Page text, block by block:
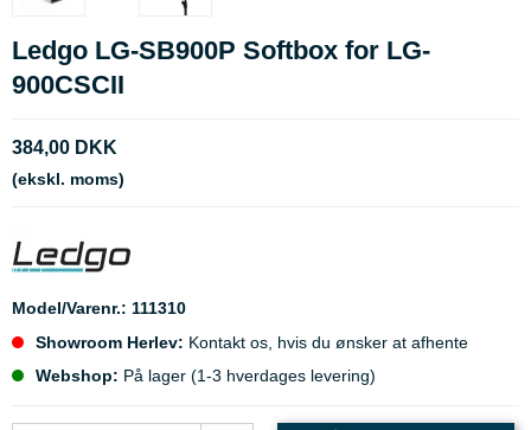
Ledgo LG-SB900P Softbox for LG-
900CSCII
384,00 DKK
(ekskl. moms)
Model/Varenr.: 111310
Showroom Herlev: Kontakt os, hvis du ønsker at afhente
Webshop: På lager (1-3 hverdages levering)